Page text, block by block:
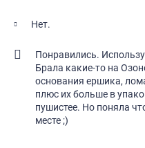
Нет.
Понравились.
Брала какие-то на
основания ершика,
плюс их больше в
пушистее. Но поняла
месте ;)